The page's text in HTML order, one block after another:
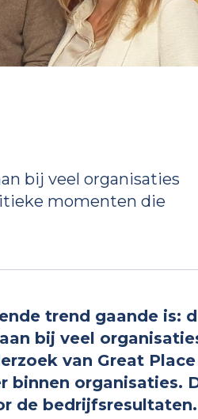
bij veel organisaties
momenten die
trend gaande is:
bij veel
van Great
binnen organisaties.
de bedrijfsresultaten.